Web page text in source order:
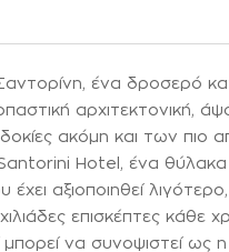
ένα δροσερό
αρχιτεκτονική,
ακόμη και των πιο
Hotel, ένα θύλακα
αξιοποιηθεί λιγότερο,
επισκέπτες κάθε
μπορεί να συνοψιστεί